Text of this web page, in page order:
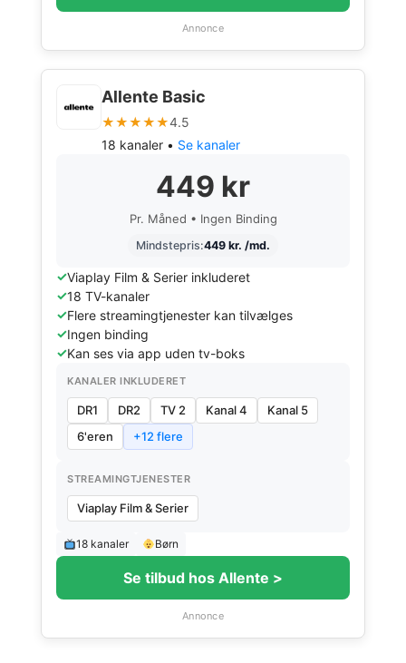
Annonce
Allente Basic
★★★★★4.5
18 kanaler • Se kanaler
449 kr
Pr. Måned • Ingen Binding
Mindstepris:449 kr. /md.
Viaplay Film & Serier inkluderet
18 TV-kanaler
Flere streamingtjenester kan tilvælges
Ingen binding
Kan ses via app uden tv-boks
KANALER INKLUDERET
DR1 DR2 TV 2 Kanal 4
Kanal 5
6'eren
+12 flere
STREAMINGTJENESTER
Viaplay Film & Serier
18 kanaler Børn
Se tilbud hos Allente >
Annonce